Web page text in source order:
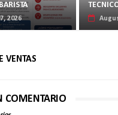
2026
VENTAS
COMENTARIO